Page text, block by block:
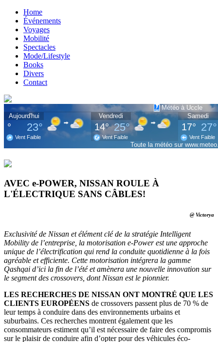
Home
Événements
Voyages
Mobilité
Spectacles
Mode/Lifestyle
Books
Divers
Contact
AVEC e-POWER, NISSAN ROULE À
L'ÉLECTRIQUE SANS CÂBLES!
@ Victorya
Exclusivité de Nissan et élément clé de la stratégie Intelligent
Mobility de l’entreprise, la motorisation e-Power est une approche
unique de l’électrification qui rend la conduite quotidienne à la fois
agréable et efficiente. Cette motorisation intégrera la gamme
Qashqai d’ici la fin de l’été et amènera une nouvelle innovation sur
le segment des crossovers, dont Nissan est le pionnier.
LES RECHERCHES DE NISSAN ONT MONTRÉ QUE LES
CLIENTS EUROPÉENS de crossovers passent plus de 70 % de
leur temps à conduire dans des environnements urbains et
suburbains. Ces recherches montrent également que les
consommateurs estiment qu’il est nécessaire de faire des compromis
sur le plaisir de conduire afin d’opter pour des véhicules éco-